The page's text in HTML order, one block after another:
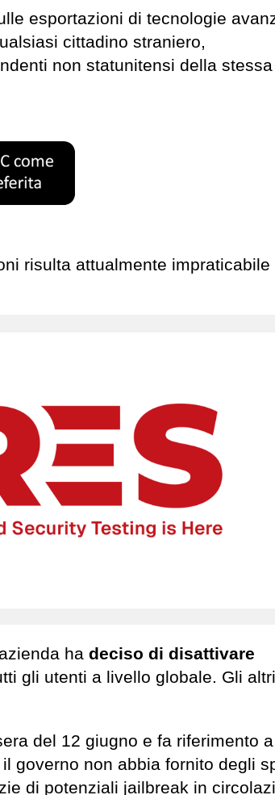
esportazioni di tecnologie
cittadino straniero,
non statunitensi della stessa
risulta attualmente impraticabile
ha deciso di disattivare
gli utenti a livello globale. Gli
del 12 giugno e fa riferimento a
governo non abbia fornito degli
di potenziali jailbreak in